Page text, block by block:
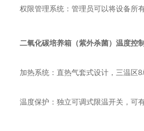
权限管理系统：管理员可以将设备所
二氧化碳培养箱（紫外杀菌） 温度控
加热系统：直热气套式设计，三温区
温度保护：独立可调式限温开关，可